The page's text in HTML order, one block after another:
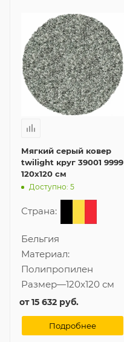
Мягкий серый ковер
twilight круг 39001 9999
120x120 см
Доступно: 5
Страна:
Бельгия
Материал:
Полипропилен
Размер—120x120 см
от15 632 руб.
Подробнее